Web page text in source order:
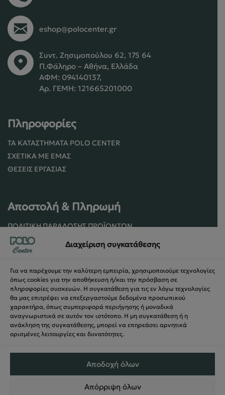
Διαχείριση συγκατάθεσης
Για να παρέχουμε την καλύτερη εμπειρία, χρησιμοποιούμε τεχνολογίες
όπως cookies για την αποθήκευση ή/και την πρόσβαση σε
πληροφορίες συσκευών. Η συγκατάθεση για τις εν λόγω τεχνολογίες
θα μας επιτρέψει να επεξεργαστούμε δεδομένα προσωπικού
χαρακτήρα, όπως συμπεριφορά περιήγησης ή μοναδικά
αναγνωριστικά σε αυτόν τον ιστότοπο. Η μη συγκατάθεση ή η
ανάκληση της συγκατάθεσης, μπορεί να επηρεάσει αρνητικά
ορισμένες λειτουργίες και δυνατότητες.
Αποδοχή όλων
Απόρριψη όλων
eshop@polocenter.gr
Συντ. Ζησιμοπούλου 62, 175 64
Π.Φάληρο – Αθήνα, Ελλάδα
ΑΦΜ: 094140137,
Αρ. ΓΕΜΗ: 121665201000
Πληροφορίες
ΤΑ ΚΑΤΑΣΤΉΜΑΤΑ POLO CENTER
ΣΧΕΤΙΚΆ ΜΕ ΕΜΆΣ
ΘΈΣΕΙΣ ΕΡΓΑΣΊΑΣ
Αποστολή & Πληρωμή
ΠΟΛΙΤΙΚΉ ΠΑΡΆΔΟΣΗΣ ΠΡΟΪΌΝΤΩΝ
ΠΟΛΙΤΙΚΉ ΕΠΙΣΤΡΟΦΏΝ / ΑΚΥΡΏΣΕΩΝ
ΌΡΟΙ ΧΡΉΣΗΣ ΚΑΙ ΑΣΦΑΛΕΊΑΣ
ΦΌΡΜΑ ΥΠΑΝΑΧΏΡΗΣΗΣ